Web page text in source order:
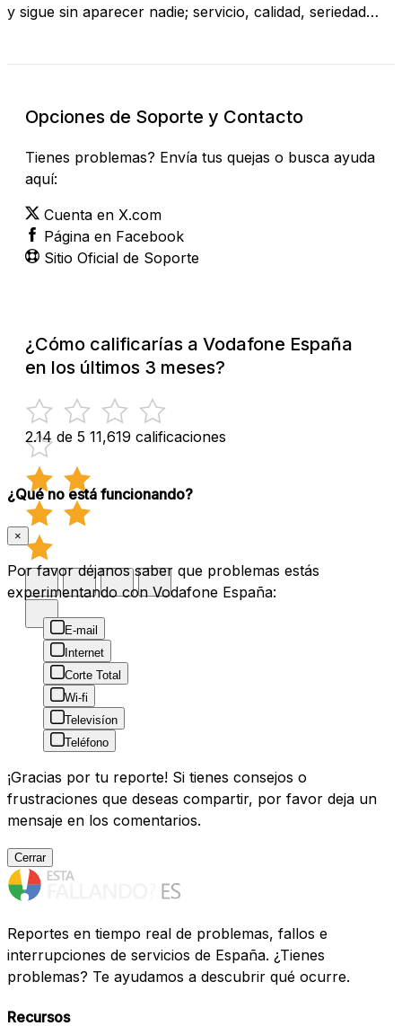
y sigue sin aparecer nadie; servicio, calidad, seriedad…
Opciones de Soporte y Contacto
Tienes problemas? Envía tus quejas o busca ayuda
aquí:
Cuenta en X.com
Página en Facebook
Sitio Oficial de Soporte
¿Cómo calificarías a Vodafone España
en los últimos 3 meses?
2.14 de 5 11,619 calificaciones
¿Qué no está funcionando?
×
Por favor déjanos saber que problemas estás
experimentando con Vodafone España:
E-mail
Internet
Corte Total
Wi-fi
Televisíon
Teléfono
¡Gracias por tu reporte! Si tienes consejos o
frustraciones que deseas compartir, por favor deja un
mensaje en los comentarios.
Cerrar
Reportes en tiempo real de problemas, fallos e
interrupciones de servicios de España. ¿Tienes
problemas? Te ayudamos a descubrir qué ocurre.
Recursos